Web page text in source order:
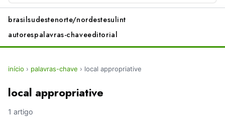
brasilsudestenorte/nordestesulint
autorespalavras-chaveeditorial
início › palavras-chave › local appropriative
local appropriative
1 artigo